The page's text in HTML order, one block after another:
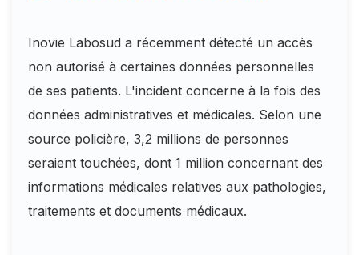
Inovie Labosud a récemment détecté un accès
non autorisé à certaines données personnelles
de ses patients. L'incident concerne à la fois des
données administratives et médicales. Selon une
source policière, 3,2 millions de personnes
seraient touchées, dont 1 million concernant des
informations médicales relatives aux pathologies,
traitements et documents médicaux.